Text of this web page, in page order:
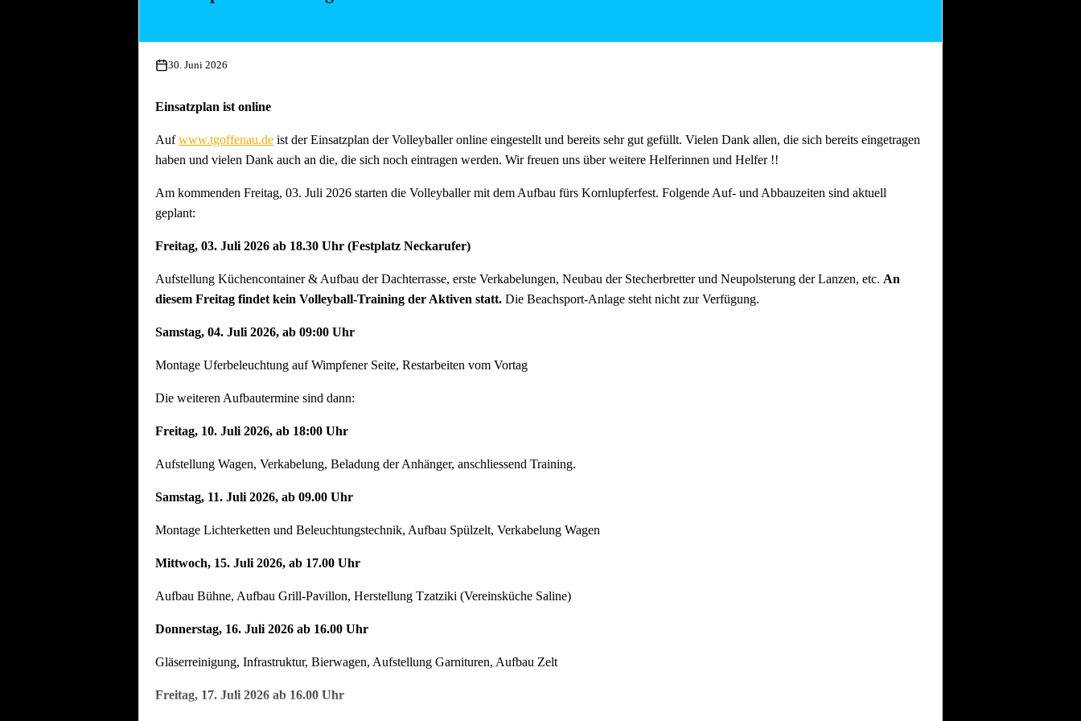
30. Juni 2026
Einsatzplan ist online
Aufwww.tgoffenau.de ist der Einsatzplan der Volleyballer online eingestellt und bereits sehr gut gefüllt. Vielen Dank allen, die sich bereits eingetragen
haben und vielen Dank auch an die, die sich noch eintragen werden. Wir freuen uns über weitere Helferinnen und Helfer !!
Am kommenden Freitag, 03. Juli 2026 starten die Volleyballer mit dem Aufbau fürs Kornlupferfest. Folgende Auf- und Abbauzeiten sind aktuell
geplant:
Freitag, 03. Juli 2026 ab 18.30 Uhr (Festplatz Neckarufer)
Aufstellung Küchencontainer & Aufbau der Dachterrasse, erste Verkabelungen, Neubau der Stecherbretter und Neupolsterung der Lanzen, etc. An
diesem Freitag findet kein Volleyball-Training der Aktiven statt. Die Beachsport-Anlage steht nicht zur Verfügung.
Samstag, 04. Juli 2026, ab 09:00 Uhr
Montage Uferbeleuchtung auf Wimpfener Seite, Restarbeiten vom Vortag
Die weiteren Aufbautermine sind dann:
Freitag, 10. Juli 2026, ab 18:00 Uhr
Aufstellung Wagen, Verkabelung, Beladung der Anhänger, anschliessend Training.
Samstag, 11. Juli 2026, ab 09.00 Uhr
Montage Lichterketten und Beleuchtungstechnik, Aufbau Spülzelt, Verkabelung Wagen
Mittwoch, 15. Juli 2026, ab 17.00 Uhr
Aufbau Bühne, Aufbau Grill-Pavillon, Herstellung Tzatziki (Vereinsküche Saline)
Donnerstag, 16. Juli 2026 ab 16.00 Uhr
Gläserreinigung, Infrastruktur, Bierwagen, Aufstellung Garnituren, Aufbau Zelt
Freitag, 17. Juli 2026 ab 16.00 Uhr